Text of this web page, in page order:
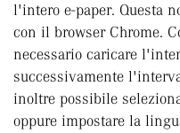
l'intero e-paper. Questa
con il browser Chrome.
necessario caricare
successivamente
inoltre possibile
oppure impostare la